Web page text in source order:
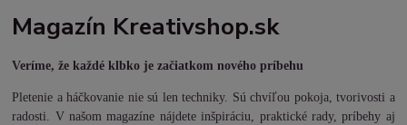
Magazín Kreativshop.sk
Veríme, že každé klbko je začiatkom nového príbehu
Pletenie a háčkovanie nie sú len techniky. Sú chvíľou pokoja, tvorivosti a
radosti. V našom magazíne nájdete inšpiráciu, praktické rady, príbehy aj